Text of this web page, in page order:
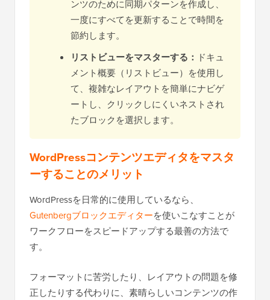
ンツのために同期パターンを作成し、
一度にすべてを更新することで時間を
節約します。
リストビューをマスターする： ドキュ
メント概要（リストビュー）を使用し
て、複雑なレイアウトを簡単にナビゲ
ートし、クリックしにくいネストされ
たブロックを選択します。
WordPressコンテンツエディタをマスタ
ーすることのメリット
WordPressを日常的に使用しているなら、
Gutenbergブロックエディターを使いこなすことが
ワークフローをスピードアップする最善の方法で
す。
フォーマットに苦労したり、レイアウトの問題を修
正したりする代わりに、素晴らしいコンテンツの作